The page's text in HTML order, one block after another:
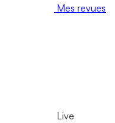
Mes revues
Live